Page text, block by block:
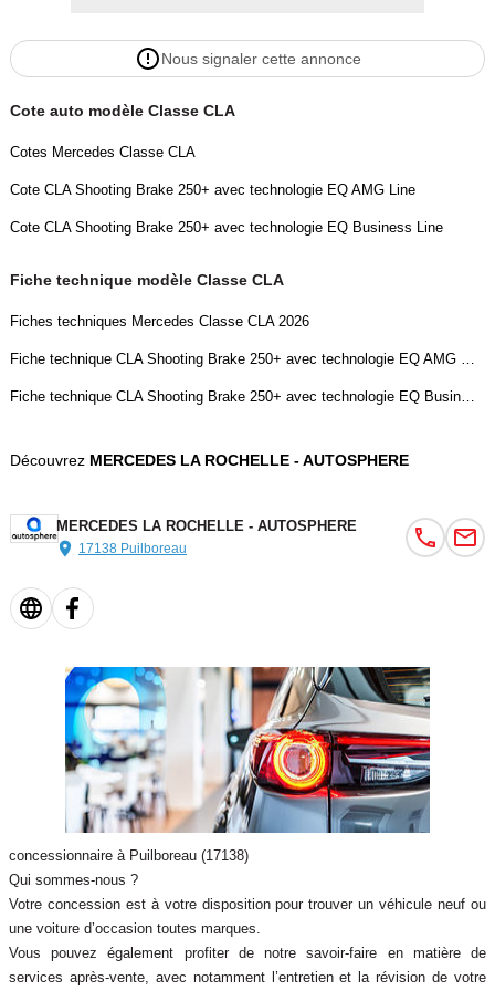
Garantie : Garantie MB Certified VP 24 mois
Couleur
Noir cosmos métallisé
Puissance réelle
0
4 mois
Nous signaler cette annonce
Cote auto modèle Classe CLA
Cotes Mercedes Classe CLA
Cote CLA Shooting Brake 250+ avec technologie EQ AMG Line
Cote CLA Shooting Brake 250+ avec technologie EQ Business Line
Fiche technique modèle Classe CLA
Fiches techniques Mercedes Classe CLA 2026
Fiche technique CLA Shooting Brake 250+ avec technologie EQ AMG Line
Fiche technique CLA Shooting Brake 250+ avec technologie EQ Business Line
Découvrez MERCEDES LA ROCHELLE - AUTOSPHERE
MERCEDES LA ROCHELLE - AUTOSPHERE
17138 Puilboreau
concessionnaire à Puilboreau (17138)
Qui sommes-nous ?
Votre concession est à votre disposition pour trouver un véhicule neuf ou
une voiture d’occasion toutes marques.
Vous pouvez également profiter de notre savoir-faire en matière de
services après-vente, avec notamment l’entretien et la révision de votre